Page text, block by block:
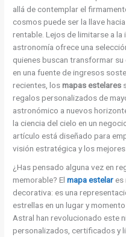
allá de contemplar el
cosmos puede ser la llave
rentable. Lejos de limitarse a
astronomía ofrece una
quienes buscan transformar
en una fuente de ingresos
recientes, losmapas estelares
regalos personalizados de
astronómico a nuevos
la ciencia del cielo en un
artículo está diseñado para
visión estratégica y los
¿Has pensado alguna vez en
memorable? El mapa estelar es
decorativa: es una
estrellas en un lugar y
Astral han revolucionado este
personalizados, certificados y